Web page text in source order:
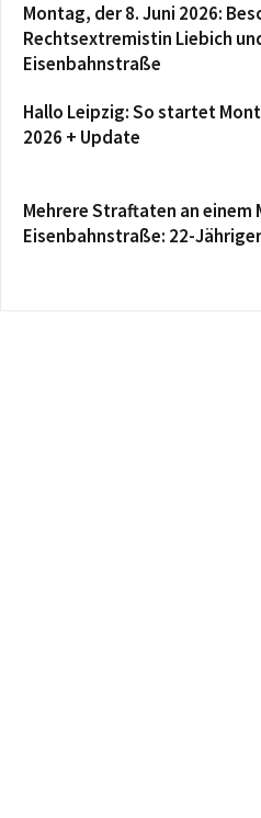
Montag, der 8. Juni 2026:
Rechtsextremistin Liebich
Eisenbahnstraße
Hallo Leipzig: So startet
2026 + Update
Mehrere Straftaten an einem
Eisenbahnstraße: 22-